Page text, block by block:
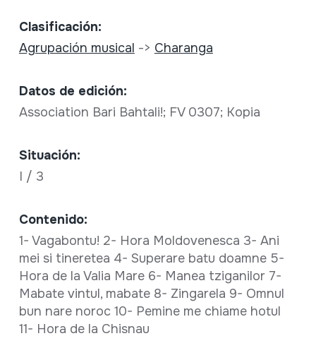
Clasificación:
Agrupación musical -> Charanga
Datos de edición:
Association Bari Bahtali!; FV 0307; Kopia
Situación:
I / 3
Contenido:
1- Vagabontu! 2- Hora Moldovenesca 3- Ani
mei si tineretea 4- Superare batu doamne 5-
Hora de la Valia Mare 6- Manea tziganilor 7-
Mabate vintul, mabate 8- Zingarela 9- Omnul
bun nare noroc 10- Pemine me chiame hotul
11- Hora de la Chisnau